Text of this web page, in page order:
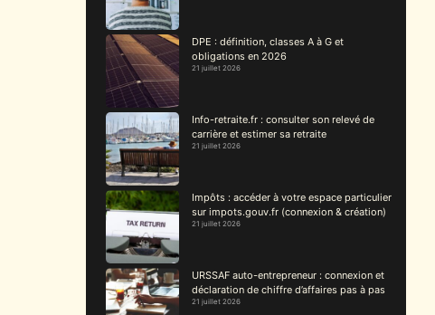
DPE : définition, classes A à G et
obligations en 2026
21 juillet 2026
Info-retraite.fr : consulter son relevé de
carrière et estimer sa retraite
21 juillet 2026
Impôts : accéder à votre espace particulier
sur impots.gouv.fr (connexion & création)
21 juillet 2026
URSSAF auto-entrepreneur : connexion et
déclaration de chiffre d’affaires pas à pas
21 juillet 2026